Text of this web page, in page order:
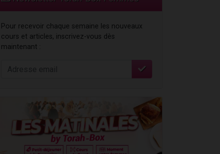
Pour recevoir chaque semaine les nouveaux
cours et articles, inscrivez-vous dès
maintenant :